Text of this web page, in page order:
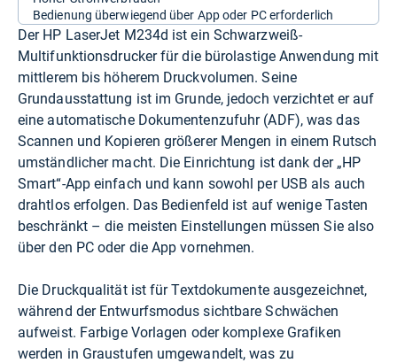
Bedienung überwiegend über App oder PC erforderlich
Der HP LaserJet M234d ist ein Schwarzweiß-
Multifunktionsdrucker für die bürolastige Anwendung mit
mittlerem bis höherem Druckvolumen. Seine
Grundausstattung ist im Grunde, jedoch verzichtet er auf
eine automatische Dokumentenzufuhr (ADF), was das
Scannen und Kopieren größerer Mengen in einem Rutsch
umständlicher macht. Die Einrichtung ist dank der „HP
Smart“-App einfach und kann sowohl per USB als auch
drahtlos erfolgen. Das Bedienfeld ist auf wenige Tasten
beschränkt – die meisten Einstellungen müssen Sie also
über den PC oder die App vornehmen.
Die Druckqualität ist für Textdokumente ausgezeichnet,
während der Entwurfsmodus sichtbare Schwächen
aufweist. Farbige Vorlagen oder komplexe Grafiken
werden in Graustufen umgewandelt, was zu